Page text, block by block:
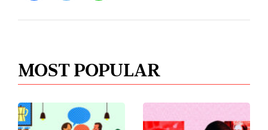
MOST POPULAR